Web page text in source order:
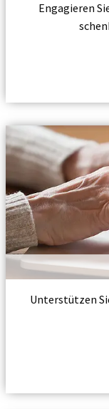
Engagieren
Unterstützen